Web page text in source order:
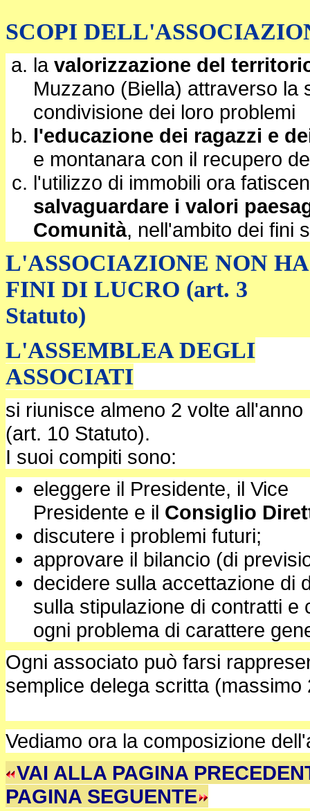
SCOPI
la valorizzazione del
Muzzano (Biella) attraverso la
condivisione dei loro problemi
l'educazione dei ragazzi e
e montanara con il recupero
l'utilizzo di immobili ora
salvaguardare i valori
Comunità, nell'ambito dei fini
L'ASSOCIAZIONE NON HA
FINI DI LUCRO (art. 3
Statuto)
L'ASSEMBLEA DEGLI
ASSOCIATI
si riunisce almeno 2 volte all'anno
(art. 10 Statuto).
I suoi compiti sono:
eleggere il Presidente, il Vice
Presidente e il Consiglio
discutere i problemi futuri;
approvare il bilancio (di
decidere sulla accettazione di
sulla stipulazione di contratti
ogni problema di carattere
Ogni associato può farsi
semplice delega scritta (massimo
Vediamo ora la composizione
VAI ALLA PAGINA
PAGINA SEGUENTE